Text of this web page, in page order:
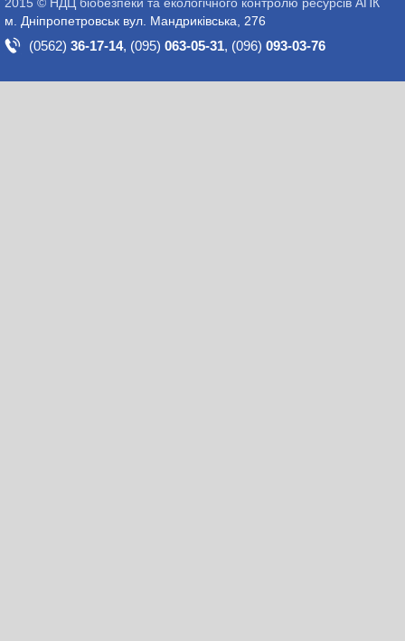
2015 © НДЦ біобезпеки та екологічного контролю ресурсів АПК
м. Дніпропетровськ вул. Мандриківська, 276
(0562) 36-17-14, (095) 063-05-31, (096) 093-03-76